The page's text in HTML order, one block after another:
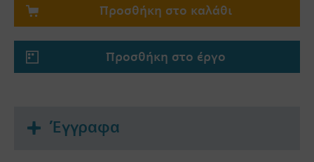
Προσθήκη στο καλάθι
Προσθήκη στο έργο
Έγγραφα